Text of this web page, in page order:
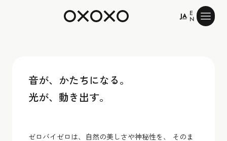
JA/E
N
音が、かたちになる。
光が、動き出す。
ゼロバイゼロは、自然の美しさや神秘性を、 そのま